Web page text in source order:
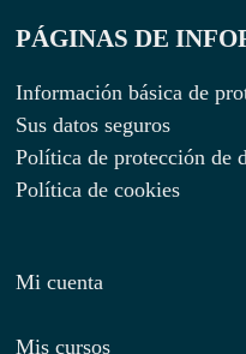
PÁGINAS DE
Información básica de
Sus datos seguros
Política de protección de
Política de cookies
Mi cuenta
Mis cursos